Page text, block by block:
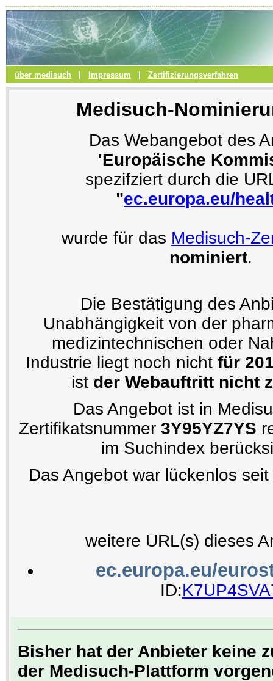
über medisuch Impressum Zertifizierungsverfahren
Medisuch-
Das Webangebot des
'Europäische
spezifziert durch die
"ec.europa.eu/
wurde für das Medisuch-
nominiert.
Die Bestätigung des
Unabhängigkeit von der
medizintechnischen oder
Industrie liegt noch nicht für
ist der Webauftritt nicht
Das Angebot ist in
Zertifikatsnummer 3Y95YZ7YS
im Suchindex
Das Angebot war lückenlos
weitere URL(s) dieses
ec.europa.eu/
ID:
Bisher hat der Anbieter keine
der Medisuch-Plattform